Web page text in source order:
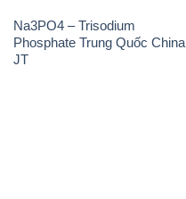
Na3PO4 – Trisodium
Phosphate Trung Quốc China
JT